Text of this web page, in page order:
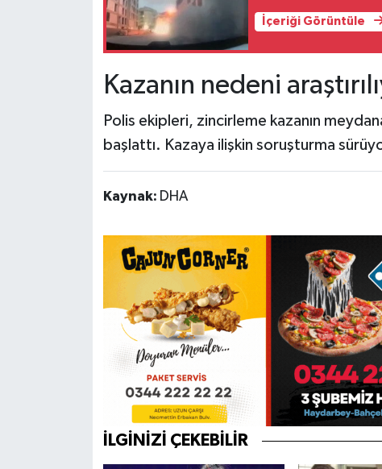
İçeriği Görüntüle
Kazanın nedeni
Polis ekipleri, zincirleme kazanın
başlattı. Kazaya ilişkin soruşturma
Kaynak: DHA